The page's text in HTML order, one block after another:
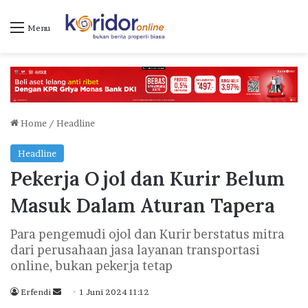
Menu
Home / Headline
Headline
Pekerja Ojol dan Kurir Belum
Masuk Dalam Aturan Tapera
Para pengemudi ojol dan Kurir berstatus mitra
dari perusahaan jasa layanan transportasi
online, bukan pekerja tetap
Erfendi 1 Juni 2024 11:12